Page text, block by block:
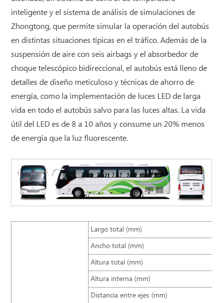
inteligente y el sistema de análisis de simulaciones de
Zhongtong, que permite simular la operación del autobús
en distintas situaciones típicas en el tráfico. Además de la
suspensión de aire con seis airbags y el absorbedor de
choque telescópico bidireccional, el autobús está lleno de
detalles de diseño meticuloso y técnicas de ahorro de
energía, como la implementación de luces LED de larga
vida en todo el autobús salvo para las luces altas. La vida
útil del LED es de 8 a 10 años y consume un 20% menos
de energía que la luz fluorescente.
Largo total (mm)
Ancho total (mm)
Altura total (mm)
Altura interna (mm)
Distancia entre ejes (mm)